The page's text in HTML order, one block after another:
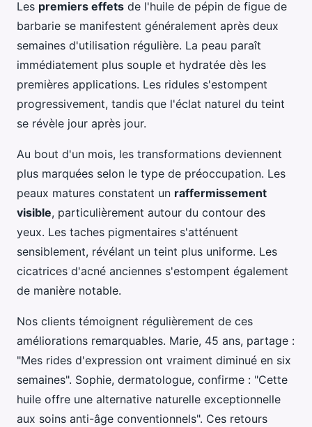
Les premiers effets de l'huile de pépin de figue de
barbarie se manifestent généralement après deux
semaines d'utilisation régulière. La peau paraît
immédiatement plus souple et hydratée dès les
premières applications. Les ridules s'estompent
progressivement, tandis que l'éclat naturel du teint
se révèle jour après jour.
Au bout d'un mois, les transformations deviennent
plus marquées selon le type de préoccupation. Les
peaux matures constatent un raffermissement
visible, particulièrement autour du contour des
yeux. Les taches pigmentaires s'atténuent
sensiblement, révélant un teint plus uniforme. Les
cicatrices d'acné anciennes s'estompent également
de manière notable.
Nos clients témoignent régulièrement de ces
améliorations remarquables. Marie, 45 ans, partage :
"Mes rides d'expression ont vraiment diminué en six
semaines". Sophie, dermatologue, confirme : "Cette
huile offre une alternative naturelle exceptionnelle
aux soins anti-âge conventionnels". Ces retours